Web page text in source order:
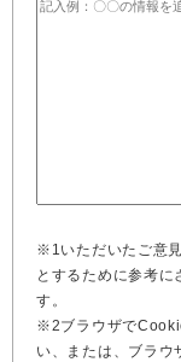
※1いただいたご意
とするために参考に
す。
※2ブラウザで
い、または、ブラ